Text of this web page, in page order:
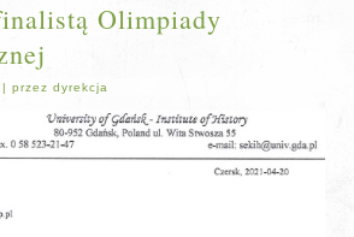
Olimpiady
|przez dyrekcja